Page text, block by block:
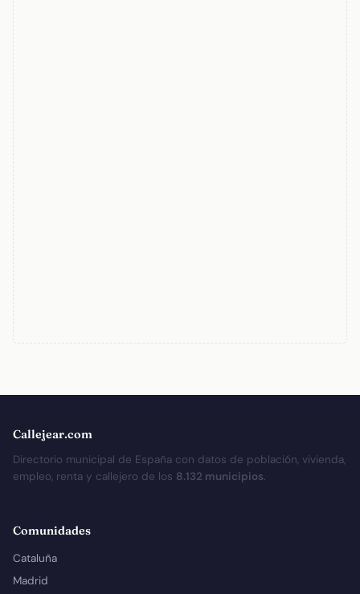
Callejear.com
Directorio municipal de España con datos de población, vivienda,
empleo, renta y callejero de los 8.132 municipios.
Comunidades
Cataluña
Madrid